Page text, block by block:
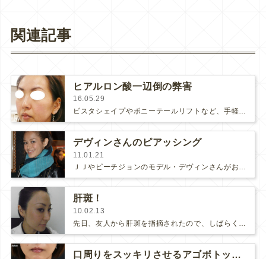
関連記事
ヒアルロン酸一辺倒の弊害
16.05.29
ビスタシェイプやポニーテールリフトなど、手軽にヒアルロン酸でたるみを持ち上げる治療がありますが、お顔にボリュームがしっかりある場…
デヴィンさんのピアッシング
11.01.21
ＪＪやピーチジョンのモデル・デヴィンさんがお母様と一緒にボディピアスの穴あけに来院されました。デヴィンさんは、惚れ惚れしてしま…
肝斑！
10.02.13
口周りをスッキリさせるアゴボトックス